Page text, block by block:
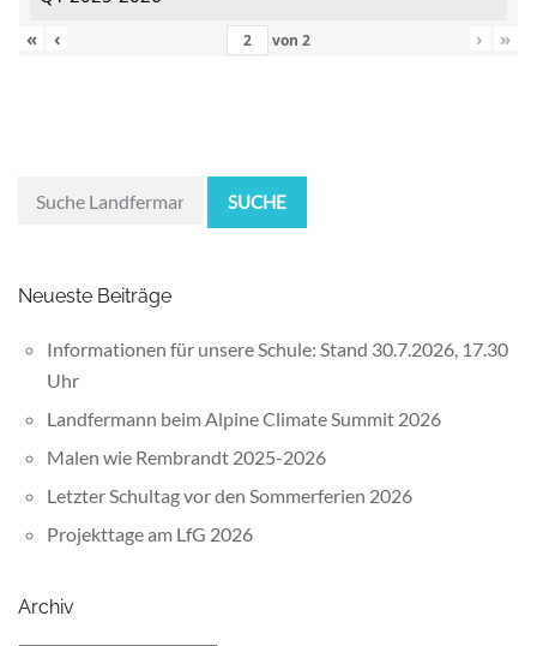
«
‹ von 2 › »
SUCHE
Neueste Beiträge
Informationen für unsere Schule: Stand 30.7.2026, 17.30
Uhr
Landfermann beim Alpine Climate Summit 2026
Malen wie Rembrandt 2025-2026
Letzter Schultag vor den Sommerferien 2026
Projekttage am LfG 2026
Archiv